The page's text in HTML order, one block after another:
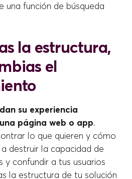
una función de búsqueda
la estructura,
el
su experiencia
página web o app.
lo que quieren y cómo
destruir la capacidad de
y confundir a tus usuarios
la estructura de tu solución